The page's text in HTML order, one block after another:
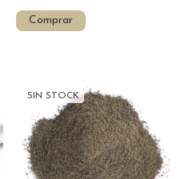
Comprar
SIN STOCK